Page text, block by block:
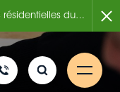
de la sécurité incendie 7 août